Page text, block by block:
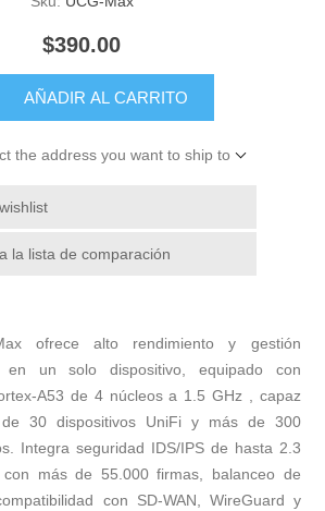
$390.00
AÑADIR AL CARRITO
the address you want to ship to
la lista de comparación
ofrece alto rendimiento y gestión
un solo dispositivo, equipado con
A53 de 4 núcleos a 1.5 GHz , capaz
30 dispositivos UniFi y más de 300
Integra seguridad IDS/IPS de hasta 2.3
más de 55.000 firmas, balanceo de
con SD-WAN, WireGuard y